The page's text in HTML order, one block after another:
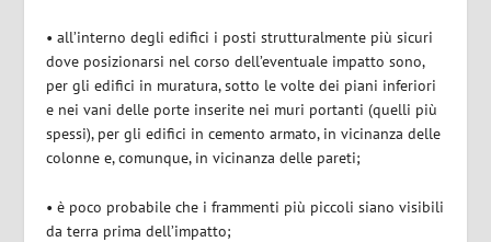
• all’interno degli edifici i posti strutturalmente più sicuri
dove posizionarsi nel corso dell’eventuale impatto sono,
per gli edifici in muratura, sotto le volte dei piani inferiori
e nei vani delle porte inserite nei muri portanti (quelli più
spessi), per gli edifici in cemento armato, in vicinanza delle
colonne e, comunque, in vicinanza delle pareti;
• è poco probabile che i frammenti più piccoli siano visibili
da terra prima dell’impatto;